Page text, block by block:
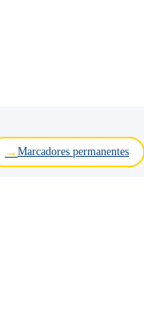
Marcadores permanentes